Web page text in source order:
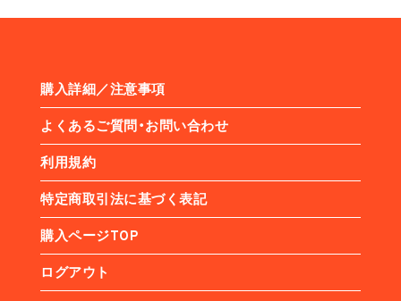
購入詳細／注意事項
よくあるご質問・お問い合わせ
利用規約
特定商取引法に基づく表記
購入ページTOP
ログアウト